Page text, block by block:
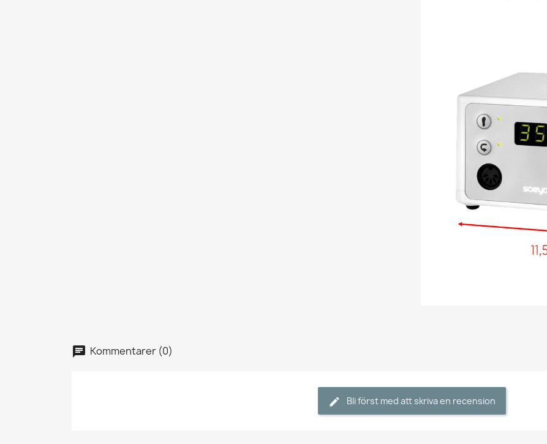
Kommentarer (0)
Bli först med att skriva en recension